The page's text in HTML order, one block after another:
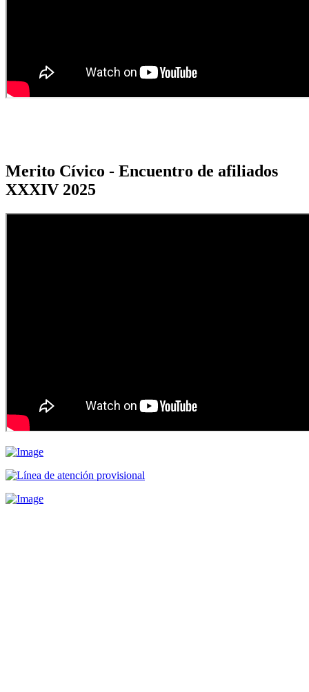
Merito Cívico - Encuentro de afiliados
XXXIV 2025